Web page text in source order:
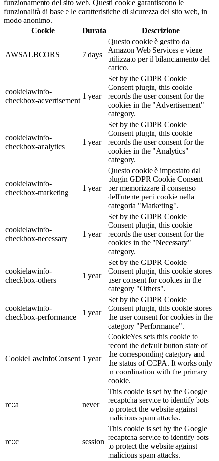
funzionamento del sito web. Questi cookie garantiscono le
funzionalità di base e le caratteristiche di sicurezza del sito web, in
modo anonimo.
Cookie
Durata Descrizione
AWSALBCORS 7 days
Questo cookie è gestito da
Amazon Web Services e viene
utilizzato per il bilanciamento del
carico.
cookielawinfo-
checkbox-advertisement
1 year
Set by the GDPR Cookie
Consent plugin, this cookie
records the user consent for the
cookies in the "Advertisement"
category.
cookielawinfo-
checkbox-analytics
1 year
Set by the GDPR Cookie
Consent plugin, this cookie
records the user consent for the
cookies in the "Analytics"
category.
cookielawinfo-
checkbox-marketing
1 year
Questo cookie è impostato dal
plugin GDPR Cookie Consent
per memorizzare il consenso
dell'utente per i cookie nella
categoria "Marketing".
cookielawinfo-
checkbox-necessary
1 year
Set by the GDPR Cookie
Consent plugin, this cookie
records the user consent for the
cookies in the "Necessary"
category.
cookielawinfo-
checkbox-others
1 year
Set by the GDPR Cookie
Consent plugin, this cookie stores
user consent for cookies in the
category "Others".
cookielawinfo-
checkbox-performance
1 year
Set by the GDPR Cookie
Consent plugin, this cookie stores
the user consent for cookies in the
category "Performance".
CookieLawInfoConsent 1 year
CookieYes sets this cookie to
record the default button state of
the corresponding category and
the status of CCPA. It works only
in coordination with the primary
cookie.
rc::a never
This cookie is set by the Google
recaptcha service to identify bots
to protect the website against
malicious spam attacks.
rc::c session
This cookie is set by the Google
recaptcha service to identify bots
to protect the website against
malicious spam attacks.